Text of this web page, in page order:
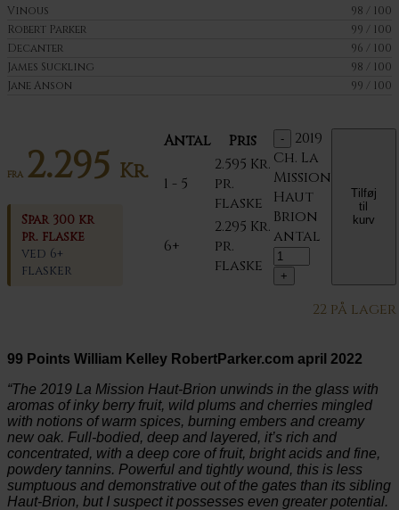
Vinous
98 / 100
Robert Parker
99 / 100
Decanter
96 / 100
James Suckling
98 / 100
Jane Anson
99 / 100
FRA 2.295 Kr.
Spar 300 kr
pr. flaske
ved 6+
flasker
22 på lager
Antal Pris
1 - 5
2.595 Kr.
pr.
flaske
6+
2.295 Kr.
pr.
flaske
2019
Ch. La
Mission
Haut
Brion
antal
Tilføj
til
kurv
99 Points William Kelley RobertParker.com april 2022
“The 2019 La Mission Haut-Brion unwinds in the glass with
aromas of inky berry fruit, wild plums and cherries mingled
with notions of warm spices, burning embers and creamy
new oak. Full-bodied, deep and layered, it’s rich and
concentrated, with a deep core of fruit, bright acids and fine,
powdery tannins. Powerful and tightly wound, this is less
sumptuous and demonstrative out of the gates than its sibling
Haut-Brion, but I suspect it possesses even greater potential.